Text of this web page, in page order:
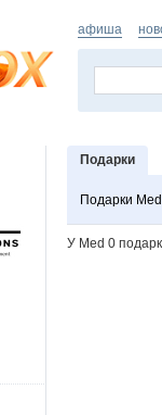
афиша
Подарки
Подарки Med
У Med 0